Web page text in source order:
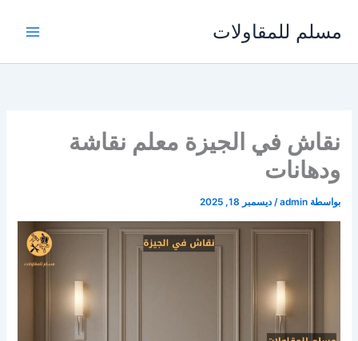
مسلم للمقاولات
نقاش في الجيزة معلم نقاشة
ودهانات
بواسطة admin
/ديسمبر 18, 2025